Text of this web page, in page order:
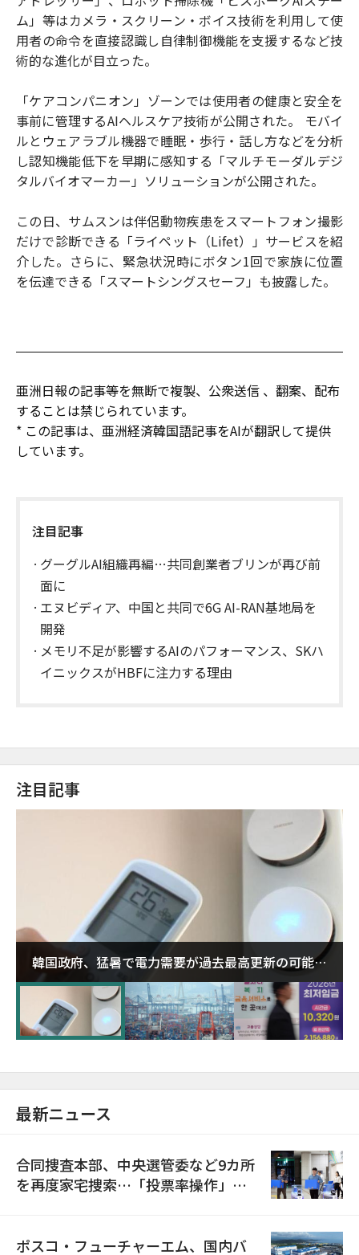
ム」等はカメラ・スクリーン・ボイス技術を利用して使
用者の命令を直接認識し自律制御機能を支援するなど技
術的な進化が目立った。
「ケアコンパニオン」ゾーンでは使用者の健康と安全を
事前に管理するAIヘルスケア技術が公開された。 モバイ
ルとウェアラブル機器で睡眠・歩行・話し方などを分析
し認知機能低下を早期に感知する「マルチモーダルデジ
タルバイオマーカー」ソリューションが公開された。
この日、サムスンは伴侶動物疾患をスマートフォン撮影
だけで診断できる「ライペット（Lifet）」サービスを紹
介した。さらに、緊急状況時にボタン1回で家族に位置
を伝達できる「スマートシングスセーフ」も披露した。
亜洲日報の記事等を無断で複製、公衆送信 、翻案、配布
することは禁じられています。
* この記事は、亜洲経済韓国語記事をAIが翻訳して提供
しています。
注目記事
グーグルAI組織再編…共同創業者ブリンが再び前
面に
エヌビディア、中国と共同で6G AI-RAN基地局を
開発
メモリ不足が影響するAIのパフォーマンス、SKハ
イニックスがHBFに注力する理由
注目記事
韓国政府、猛暑で電力需要が過去最高更新の可能性
に需給対応体制を点検
最新ニュース
合同捜査本部、中央選管委など9カ所
を再度家宅捜索…「投票率操作」の
ポスコ・フューチャーエム、国内バ